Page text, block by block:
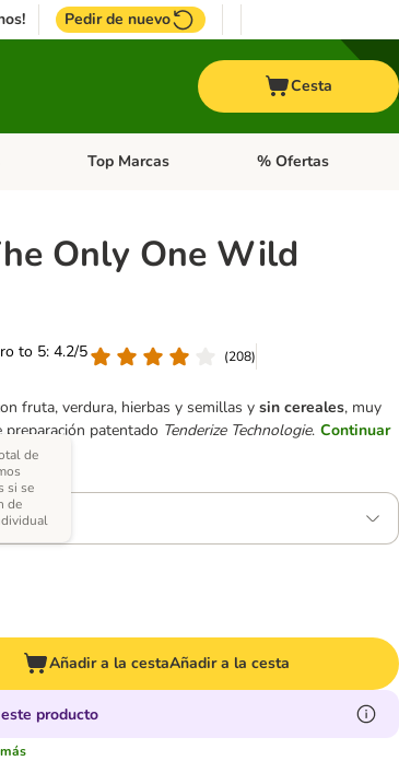
Pedir de nuevo
Cesta
abierto: PájarosMenú de categoria abierto: Otros animales
Top Marcas Menú de categoria
% Ofertas
Only One Wild
to 5: 4.2/5
(208)
fruta, verdura, hierbas y semillas ysin cereales, muy
patentado Tenderize Technologie. Continuar
de
si se
de
Añadir a la cestaAñadir a la cesta
producto